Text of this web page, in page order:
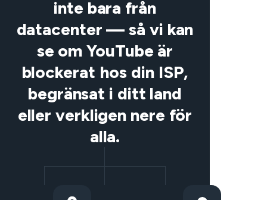
inte bara från
datacenter — så vi kan
se om YouTube är
blockerat hos din ISP,
begränsat i ditt land
eller verkligen nere för
alla.